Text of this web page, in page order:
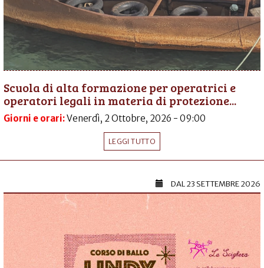
Scuola di alta formazione per operatrici e
operatori legali in materia di protezione...
Giorni e orari:Venerdì, 2 Ottobre, 2026 - 09:00
LEGGI TUTTO
DAL23 SETTEMBRE 2026